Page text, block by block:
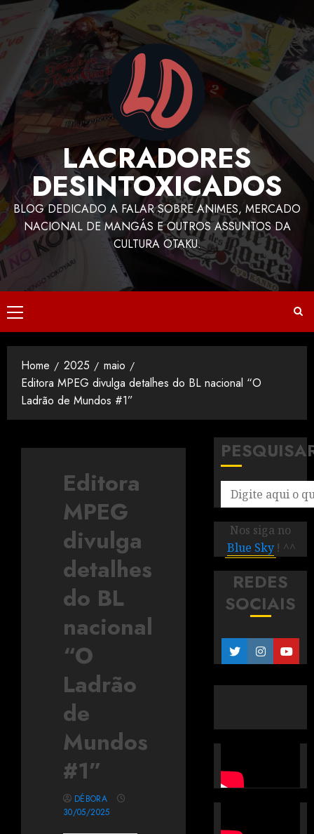
LACRADORES
DESINTOXICADOS
BLOG DEDICADO A FALAR SOBRE ANIMES, MERCADO
NACIONAL DE MANGÁS E OUTROS ASSUNTOS DA
CULTURA OTAKU.
Home 2025
maio
Editora MPEG divulga detalhes do BL nacional “O
Ladrão de Mundos #1”
Editora
MPEG
divulga
detalhes
do BL
nacional
“O
Ladrão
de
Mundos
#1”
DÉBORA
30/05/2025
Nos siga no
Blue Sky ! ^^
REDES
SOCIAIS